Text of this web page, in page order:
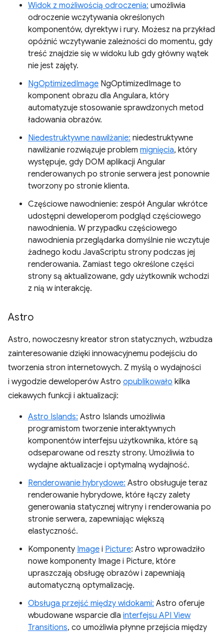
Widok z możliwością odroczenia: umożliwia
odroczenie wczytywania określonych
komponentów, dyrektyw i rury. Możesz na przykład
opóźnić wczytywanie zależności do momentu, gdy
treść znajdzie się w widoku lub gdy główny wątek
nie jest zajęty.
NgOptimizedImage NgOptimizedImage to
komponent obrazu dla Angulara, który
automatyzuje stosowanie sprawdzonych metod
ładowania obrazów.
Niedestruktywne nawilżanie: niedestruktywne
nawilżanie rozwiązuje problem mignięcia, który
występuje, gdy DOM aplikacji Angular
renderowanych po stronie serwera jest ponownie
tworzony po stronie klienta.
Częściowe nawodnienie: zespół Angular wkrótce
udostępni deweloperom podgląd częściowego
nawodnienia. W przypadku częściowego
nawodnienia przeglądarka domyślnie nie wczytuje
żadnego kodu JavaScriptu strony podczas jej
renderowania. Zamiast tego określone części
strony są aktualizowane, gdy użytkownik wchodzi
z nią w interakcję.
Astro
Astro, nowoczesny kreator stron statycznych, wzbudza
zainteresowanie dzięki innowacyjnemu podejściu do
tworzenia stron internetowych. Z myślą o wydajności
i wygodzie deweloperów Astro opublikowało kilka
ciekawych funkcji i aktualizacji:
Astro Islands: Astro Islands umożliwia
programistom tworzenie interaktywnych
komponentów interfejsu użytkownika, które są
odseparowane od reszty strony. Umożliwia to
wydajne aktualizacje i optymalną wydajność.
Renderowanie hybrydowe: Astro obsługuje teraz
renderowanie hybrydowe, które łączy zalety
generowania statycznej witryny i renderowania po
stronie serwera, zapewniając większą
elastyczność.
Komponenty Image i Picture: Astro wprowadziło
nowe komponenty Image i Picture, które
upraszczają obsługę obrazów i zapewniają
automatyczną optymalizację.
Obsługa przejść między widokami: Astro oferuje
wbudowane wsparcie dla interfejsu API View
Transitions, co umożliwia płynne przejścia między